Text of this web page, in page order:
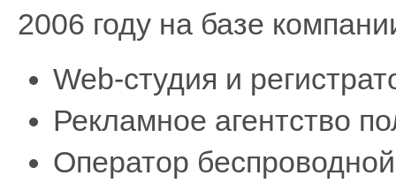
2006 году на базе
Web-студия и
Рекламное агентство
Оператор